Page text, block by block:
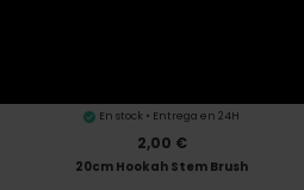
En stock • Entrega en 24H
2,00 €
20cm Hookah Stem Brush